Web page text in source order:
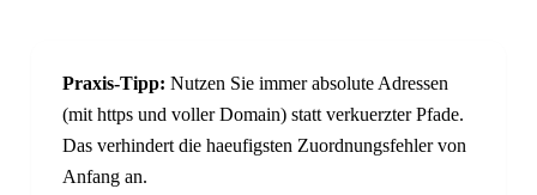
Praxis-Tipp: Nutzen Sie immer absolute Adressen
(mit https und voller Domain) statt verkuerzter Pfade.
Das verhindert die haeufigsten Zuordnungsfehler von
Anfang an.